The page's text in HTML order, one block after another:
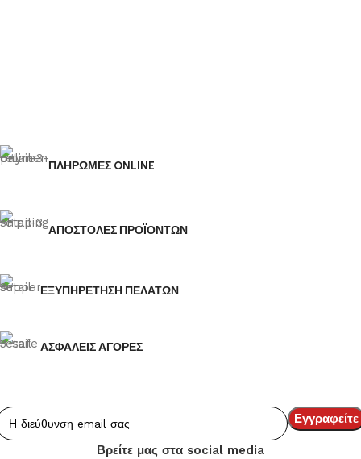
ΠΛΗΡΩΜΕΣ ONLINE
ΑΠΟΣΤΟΛΕΣ ΠΡΟΪΟΝΤΩΝ
ΕΞΥΠΗΡΕΤΗΣΗ ΠΕΛΑΤΩΝ
ΑΣΦΑΛΕΙΣ ΑΓΟΡΕΣ
Βρείτε μας στα social media